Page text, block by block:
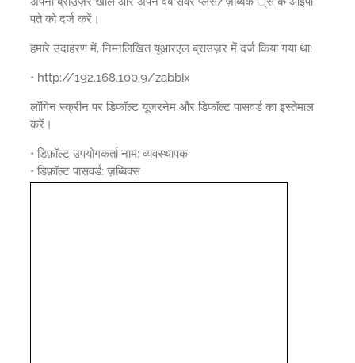
पते को दर्ज करें।
हमारे उदाहरण में, निम्नलिखित यूआरएल ब्राउज़र में दर्ज किया गया था:
• http://192.168.100.9/zabbix
लॉगिन स्क्रीन पर डिफॉल्ट यूजरनेम और डिफॉल्ट पासवर्ड का इस्तेमाल
करें।
• डिफ़ॉल्ट उपयोगकर्ता नाम: व्यवस्थापक
• डिफ़ॉल्ट पासवर्ड: ज़ब्बिक्स